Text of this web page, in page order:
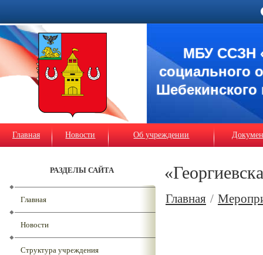
МБУ ССЗН
социального
Шебекинского
Главная Новости Об учреждении
РАЗДЕЛЫ САЙТА
Главная
Новости
Структура учреждения
Главная /